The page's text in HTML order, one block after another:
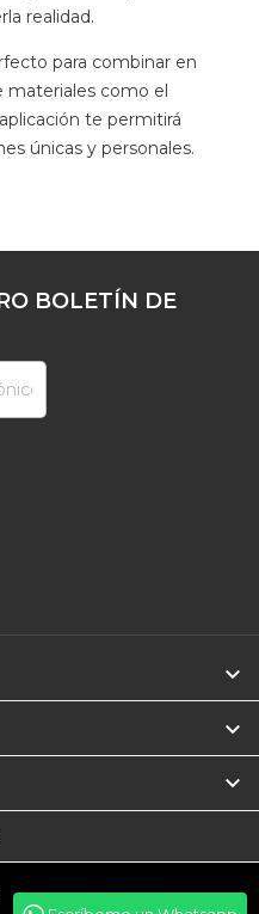
realidad.
para combinar en
materiales como el
te permitirá
únicas y personales.
BOLETÍN DE


